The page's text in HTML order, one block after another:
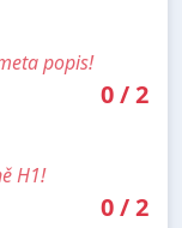
popis!
0/2
H1!
0/2